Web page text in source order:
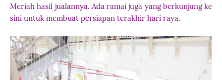
Meriah hasil jualannya. Ada ramai juga yang berkunjung ke
sini untuk membuat persiapan terakhir hari raya.